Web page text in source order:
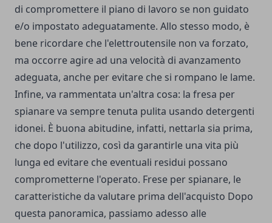
di compromettere il piano di lavoro se non guidato
e/o impostato adeguatamente. Allo stesso modo, è
bene ricordare che l'elettroutensile non va forzato,
ma occorre agire ad una velocità di avanzamento
adeguata, anche per evitare che si rompano le lame.
Infine, va rammentata un'altra cosa: la fresa per
spianare va sempre tenuta pulita usando detergenti
idonei. È buona abitudine, infatti, nettarla sia prima,
che dopo l'utilizzo, così da garantirle una vita più
lunga ed evitare che eventuali residui possano
comprometterne l'operato. Frese per spianare, le
caratteristiche da valutare prima dell'acquisto Dopo
questa panoramica, passiamo adesso alle